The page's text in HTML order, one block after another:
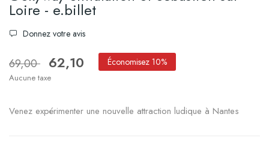
Loire - e.billet
Donnez votre avis
69,00 62,10 Économisez 10%
Aucune taxe
Venez expérimenter une nouvelle attraction ludique à Nantes